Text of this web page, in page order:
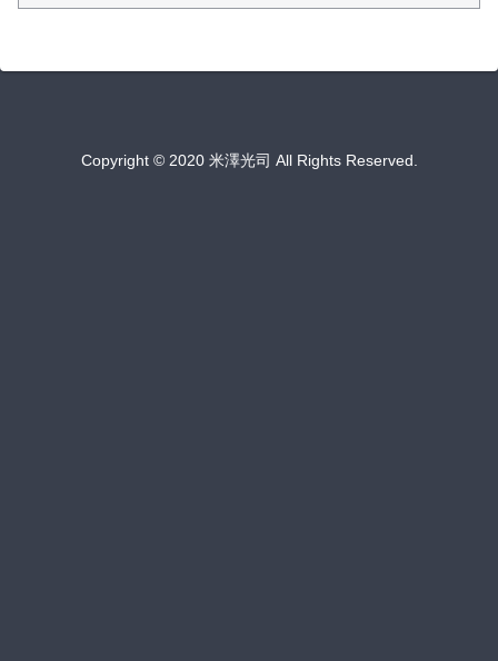
Copyright © 2020 米澤光司 All Rights Reserved.